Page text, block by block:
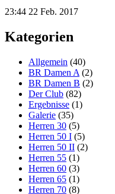
23:44 22 Feb. 2017
Kategorien
Allgemein (40)
BR Damen A (2)
BR Damen B (2)
Der Club (82)
Ergebnisse (1)
Galerie (35)
Herren 30 (5)
Herren 50 I (5)
Herren 50 II (2)
Herren 55 (1)
Herren 60 (3)
Herren 65 (1)
Herren 70 (8)